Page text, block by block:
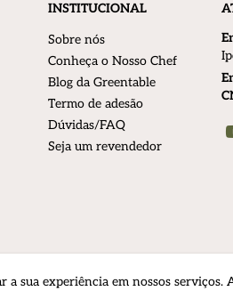
INSTITUCIONAL
Sobre nós
Conheça o Nosso Chef
Blog da Greentable
Termo de adesão
Dúvidas/FAQ
Seja um revendedor
sua experiência em nossos